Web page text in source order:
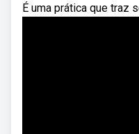
É uma prática que traz